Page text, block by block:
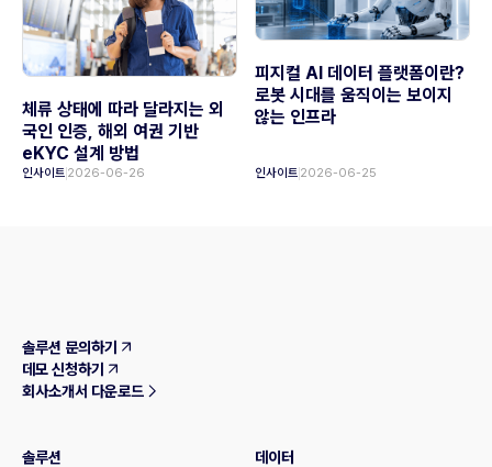
체류 상태에 따라 달라지는 외
국인 인증, 해외 여권 기반
eKYC 설계 방법
인사이트 2026-06-26
피지컬 AI 데이터 플랫폼이란?
로봇 시대를 움직이는 보이지
않는 인프라
인사이트 2026-06-25
솔루션 문의하기
데모 신청하기
회사소개서 다운로드
솔루션
데이터